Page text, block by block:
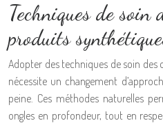
Techniques de soin
produits
Adopter des techniques de soin des
nécessite un changement
peine. Ces méthodes naturelles
ongles en profondeur, tout en